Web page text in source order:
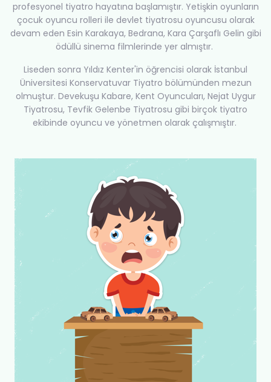
profesyonel tiyatro hayatına başlamıştır. Yetişkin oyunların
çocuk oyuncu rolleri ile devlet tiyatrosu oyuncusu olarak
devam eden Esin Karakaya, Bedrana, Kara Çarşaflı Gelin gibi
ödüllü sinema filmlerinde yer almıştır.
Liseden sonra Yıldız Kenter'in öğrencisi olarak İstanbul
Üniversitesi Konservatuvar Tiyatro bölümünden mezun
olmuştur. Devekuşu Kabare, Kent Oyuncuları, Nejat Uygur
Tiyatrosu, Tevfik Gelenbe Tiyatrosu gibi birçok tiyatro
ekibinde oyuncu ve yönetmen olarak çalışmıştır.